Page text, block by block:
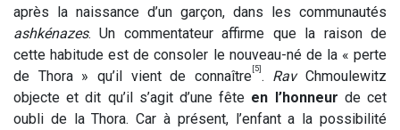
après la naissance d’un garçon, dans les communautés
ashkénazes. Un commentateur affirme que la raison de
cette habitude est de consoler le nouveau-né de la « perte
de Thora » qu’il vient de connaître [5] . RavChmoulewitz
objecte et dit qu’il s’agit d’une fête en l’honneur de cet
oubli de la Thora. Car à présent, l’enfant a la possibilité